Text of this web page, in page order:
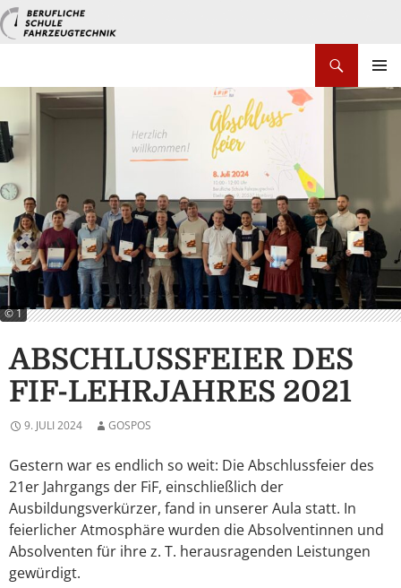
Zum
Inhalt
MENÜ
© 1
ABSCHLUSSFEIER DES
FIF-LEHRJAHRES 2021
9. JULI 2024 GOSPOS
Gestern war es endlich so weit: Die Abschlussfeier des
21er Jahrgangs der FiF, einschließlich der
Ausbildungsverkürzer, fand in unserer Aula statt. In
feierlicher Atmosphäre wurden die Absolventinnen und
Absolventen für ihre z. T. herausragenden Leistungen
gewürdigt.